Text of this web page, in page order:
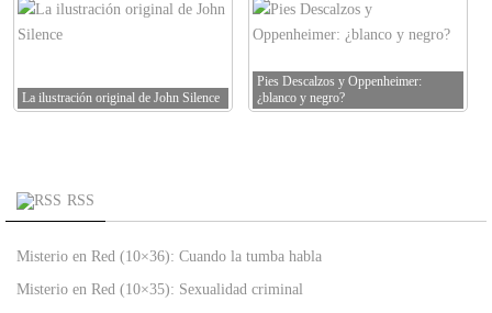
La ilustración original de John Silence
Pies Descalzos y Oppenheimer:
¿blanco y negro?
RSS
Misterio en Red (10×36): Cuando la tumba habla
Misterio en Red (10×35): Sexualidad criminal